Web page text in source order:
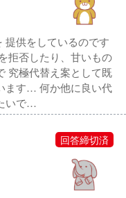
提供をしているのです
拒否したり、甘いもの
究極代替え案として既
ます… 何か他に良い代
いで…
回答締切済